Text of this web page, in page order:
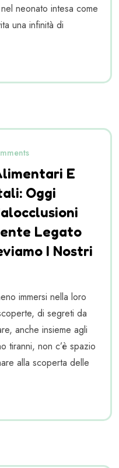
neonato intesa come
una infinità di
E
Oggi
Legato
I Nostri
immersi nella loro
di segreti da
anche insieme agli
tiranni, non c’è spazio
alla scoperta delle